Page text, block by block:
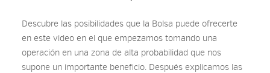
Descubre las posibilidades que la Bolsa puede ofrecerte
en este video en el que empezamos tomando una
operación en una zona de alta probabilidad que nos
supone un importante beneficio. Después explicamos las